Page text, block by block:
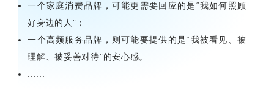
一个家庭消费品牌，可能更需要回应的是“我如何照顾
好身边的人”；
一个高频服务品牌，则可能要提供的是“我被看见、被
理解、被妥善对待”的安心感。
......